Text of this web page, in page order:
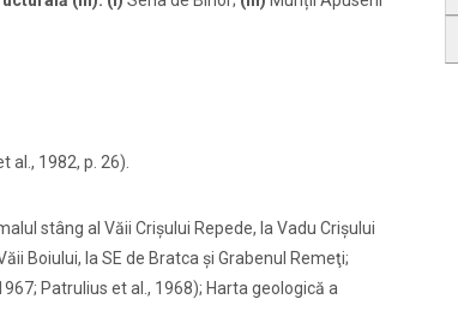
al., 1982, p. 26).
stâng al Văii Crişului Repede, la Vadu Crişului
Boiului, la SE de Bratca şi Grabenul Remeţi;
Patrulius et al., 1968); Harta geologică a